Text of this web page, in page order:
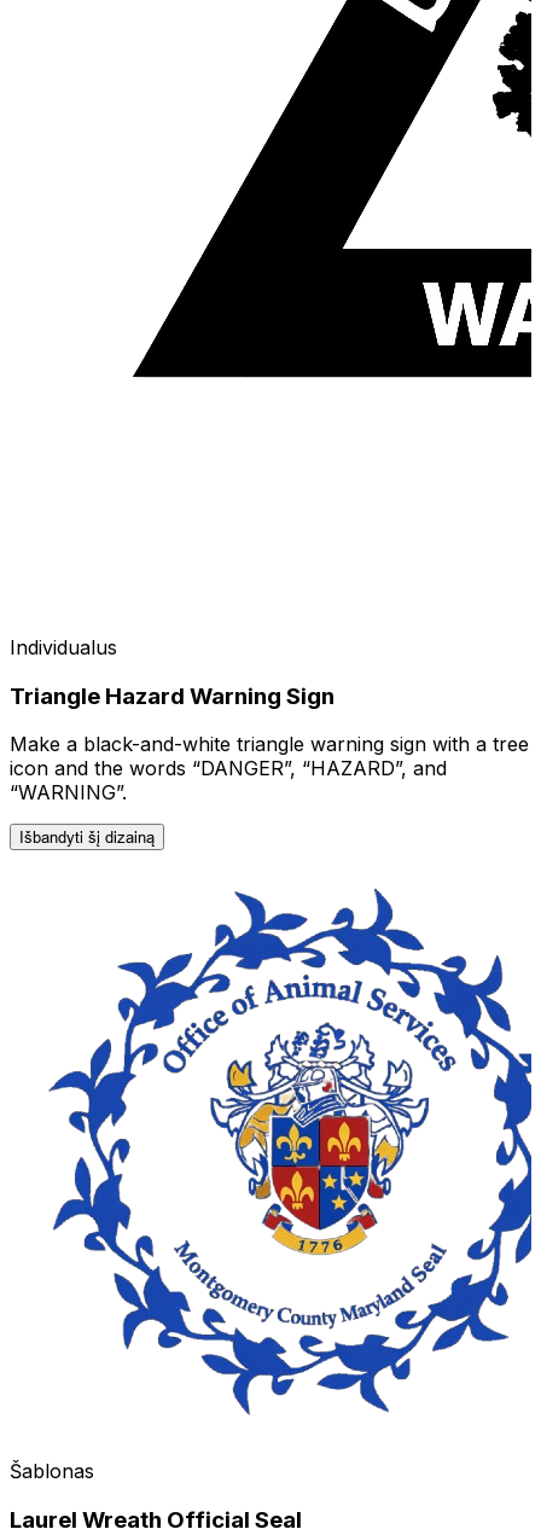
Individualus
Triangle Hazard Warning Sign
Make a black-and-white triangle warning sign with a tree
icon and the words “DANGER”, “HAZARD”, and
“WARNING”.
Išbandyti šį dizainą
Šablonas
Laurel Wreath Official Seal